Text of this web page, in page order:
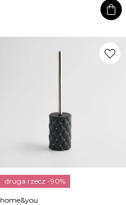
shopping_bag
favorite
druga rzecz -90%
home&you